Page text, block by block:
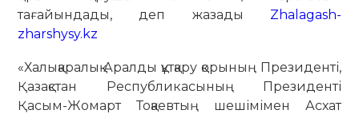
тағайындады, деп жазады Zhalagash-
zharshysy.kz
«Халықаралық Аралды құтқару қорының Президенті,
Қазақстан Республикасының Президенті
Қасым-Жомарт Тоқаевтың шешімімен Асхат